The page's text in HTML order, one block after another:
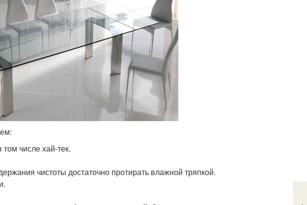
числе хай-тек.
чистоты достаточно протирать влажной тряпкой.